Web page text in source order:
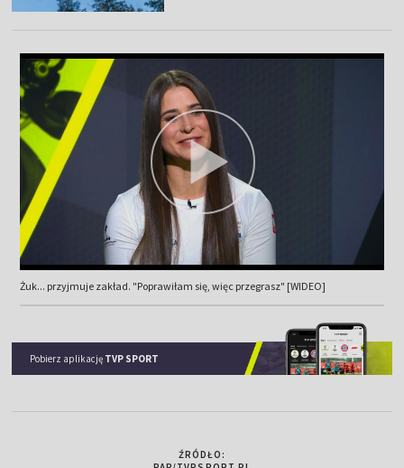
Żuk... przyjmuje zakład. "Poprawiłam się, więc przegrasz" [WIDEO]
Pobierz aplikację TVP SPORT
ŹRÓDŁO: